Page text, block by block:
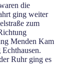
die
ging weiter
zum
Menden Kam
Ruhr ging es